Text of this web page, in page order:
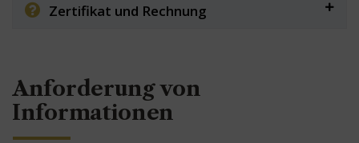
Zertifikat und Rechnung
Anforderung von
Informationen